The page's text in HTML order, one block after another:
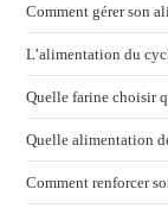
Comment gérer son
L’alimentation du
Quelle farine choisir
Quelle alimentation
Comment renforcer